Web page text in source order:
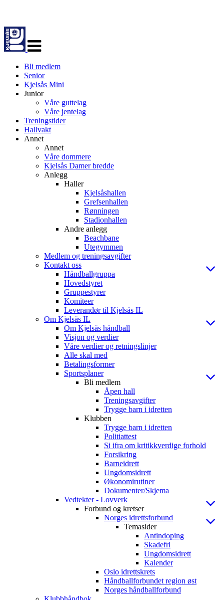
navigasjon
Bli medlem
Senior
Kjelsås Mini
Junior
Våre guttelag
Våre jentelag
Treningstider
Hallvakt
Annet
Annet
Våre dommere
Kjelsås Damer bredde
Anlegg
Haller
Kjelsåshallen
Grefsenhallen
Rønningen
Stadionhallen
Andre anlegg
Beachbane
Utegymmen
Medlem og treningsavgifter
Kontakt oss
Håndballgruppa
Hovedstyret
Gruppestyrer
Komiteer
Leverandør til Kjelsås IL
Om Kjelsås IL
Om Kjelsås håndball
Visjon og verdier
Våre verdier og retningslinjer
Alle skal med
Betalingsformer
Sportsplaner
Bli medlem
Åpen hall
Treningsavgifter
Trygge barn i idretten
Klubben
Trygge barn i idretten
Politiattest
Si ifra om kritikkverdige forhold
Forsikring
Barneidrett
Ungdomsidrett
Økonomirutiner
Dokumenter/Skjema
Vedtekter - Lovverk
Forbund og kretser
Norges idrettsforbund
Temasider
Antindoping
Skadefri
Ungdomsidrett
Kalender
Oslo idrettskrets
Håndballforbundet region øst
Norges håndballforbund